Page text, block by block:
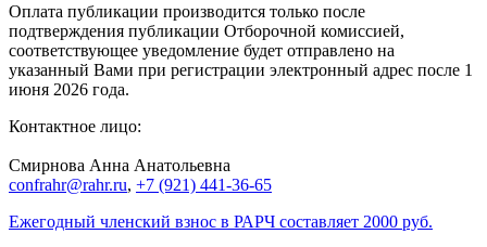
Оплата публикации производится только после
подтверждения публикации Отборочной комиссией,
соответствующее уведомление будет отправлено на
указанный Вами при регистрации электронный адрес после 1
июня 2026 года.
Контактное лицо:
Смирнова Анна Анатольевна
confrahr@rahr.ru, +7 (921) 441-36-65
Ежегодный членский взнос в РАРЧ составляет 2000 руб.